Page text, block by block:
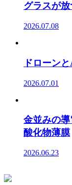
グラスが
2026.07.08
ドローン
2026.07.01
金並みの
酸化物薄膜
2026.06.23